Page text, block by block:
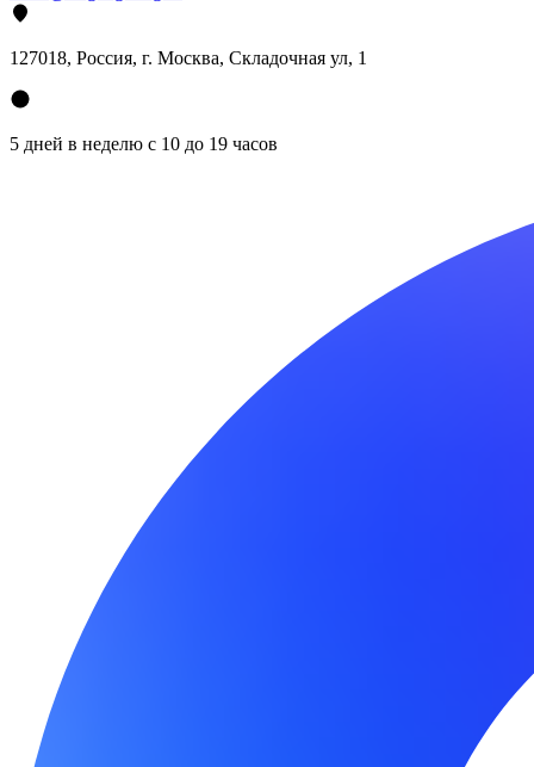
127018, Россия, г. Москва, Складочная ул, 1
5 дней в неделю с 10 до 19 часов